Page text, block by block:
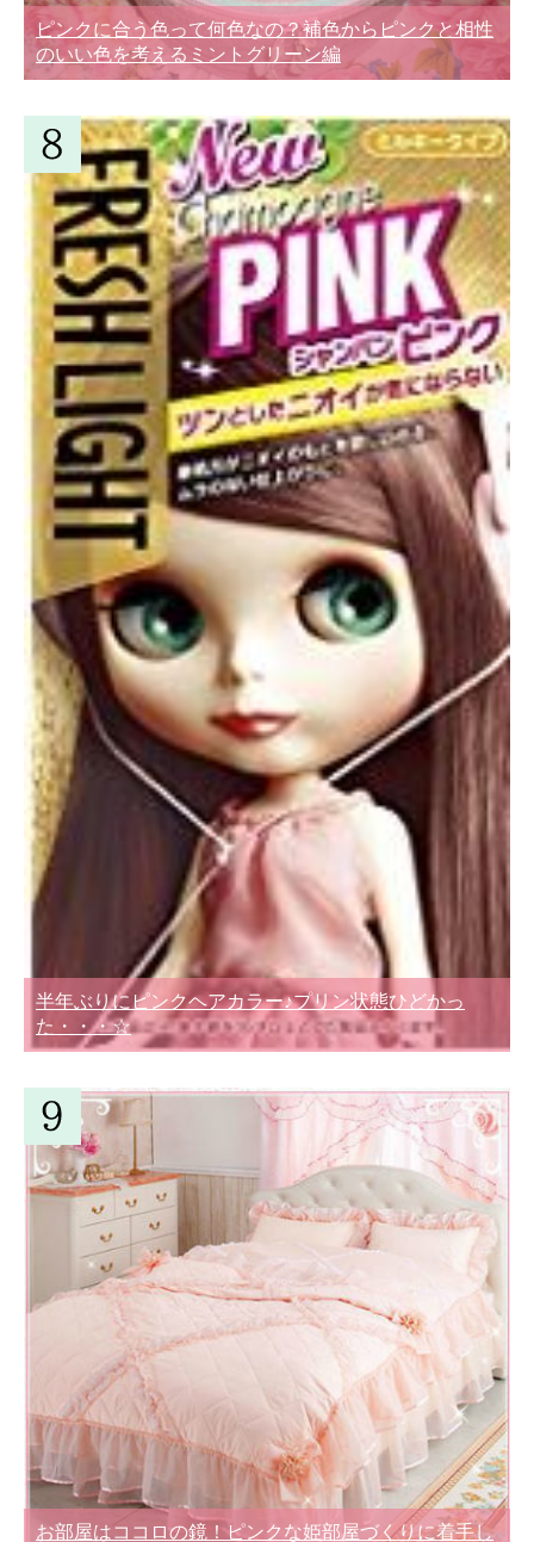
ピンクに合う色って何色なの？補色からピンクと相性
のいい色を考えるミントグリーン編
半年ぶりにピンクヘアカラー♪プリン状態ひどかっ
た・・・☆
お部屋はココロの鏡！ピンクな姫部屋づくりに着手し